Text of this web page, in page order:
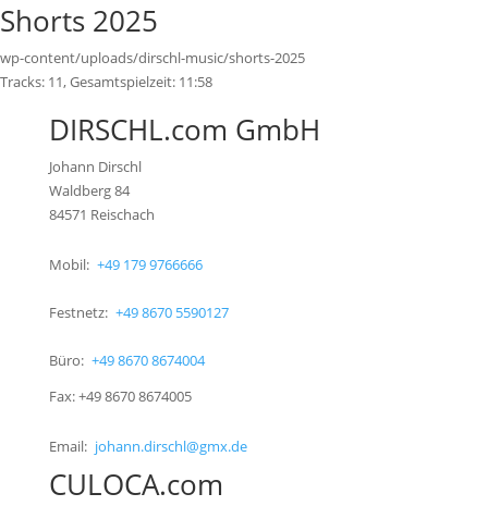
Shorts 2025
wp-content/uploads/dirschl-music/shorts-2025
Tracks: 11, Gesamtspielzeit: 11:58
DIRSCHL.com GmbH
Johann Dirschl
Waldberg 84
84571 Reischach
Mobil: +49 179 9766666
Festnetz: +49 8670 5590127
Büro: +49 8670 8674004
Fax: +49 8670 8674005
Email: johann.dirschl@gmx.de
CULOCA.com